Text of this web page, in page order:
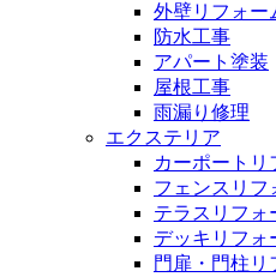
外壁リフォー
防水工事
アパート塗装
屋根工事
雨漏り修理
エクステリア
カーポートリ
フェンスリフ
テラスリフォ
デッキリフォ
門扉・門柱リ